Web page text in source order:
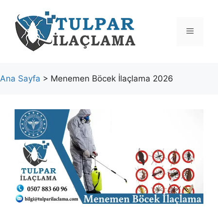
Menü
Ana Sayfa > Menemen Böcek İlaçlama 2026